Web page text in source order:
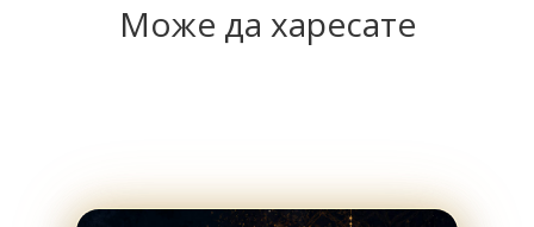
Може да харесате